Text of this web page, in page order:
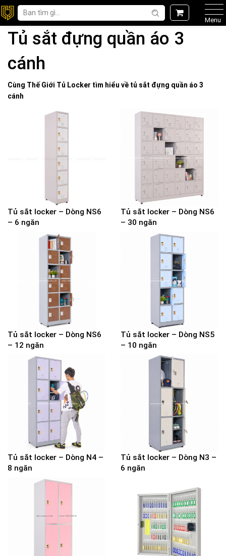
Menu
Tủ sắt đựng quần áo 3
cánh
Cùng Thế Giới Tủ Locker tìm hiểu về tủ sắt đựng quần áo 3
cánh
Tủ sắt locker – Dòng NS6
– 6 ngăn
Tủ sắt locker – Dòng NS6
– 30 ngăn
Tủ sắt locker – Dòng NS6
– 12 ngăn
Tủ sắt locker – Dòng NS5
– 10 ngăn
Tủ sắt locker – Dòng N4 –
8 ngăn
Tủ sắt locker – Dòng N3 –
6 ngăn